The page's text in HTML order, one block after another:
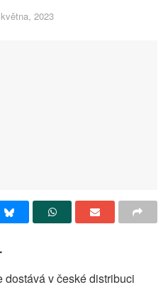
2023
dostává v české distribuci